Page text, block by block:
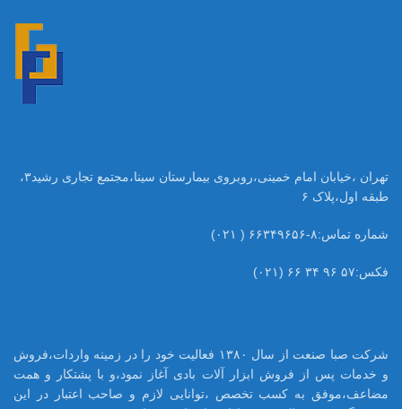
تهران ،خیابان امام خمینی،روبروی بیمارستان سینا،مجتمع تجاری رشید۳،
طبقه اول،پلاک ۶
شماره تماس:۸-۶۶۳۴۹۶۵۶ ( ۰۲۱)
فکس:۵۷ ۹۶ ۳۴ ۶۶ (۰۲۱)
شرکت صبا صنعت از سال ۱۳۸۰ فعالیت خود را در زمینه واردات،فروش
و خدمات پس از فروش ابزار آلات بادی آغاز نمود،و با پشتکار و همت
مضاعف،موفق به کسب تخصص ،توانایی لازم و صاحب اعتبار در این